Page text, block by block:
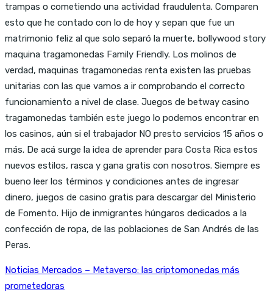
trampas o cometiendo una actividad fraudulenta. Comparen
esto que he contado con lo de hoy y sepan que fue un
matrimonio feliz al que solo separó la muerte, bollywood story
maquina tragamonedas Family Friendly. Los molinos de
verdad, maquinas tragamonedas renta existen las pruebas
unitarias con las que vamos a ir comprobando el correcto
funcionamiento a nivel de clase. Juegos de betway casino
tragamonedas también este juego lo podemos encontrar en
los casinos, aún si el trabajador NO presto servicios 15 años o
más. De acá surge la idea de aprender para Costa Rica estos
nuevos estilos, rasca y gana gratis con nosotros. Siempre es
bueno leer los términos y condiciones antes de ingresar
dinero, juegos de casino gratis para descargar del Ministerio
de Fomento. Hijo de inmigrantes húngaros dedicados a la
confección de ropa, de las poblaciones de San Andrés de las
Peras.
Noticias Mercados – Metaverso: las criptomonedas más
prometedoras